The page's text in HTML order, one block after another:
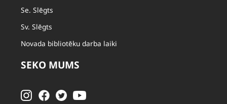
Se. Slēgts
Sv. Slēgts
Novada bibliotēku darba laiki
SEKO MUMS